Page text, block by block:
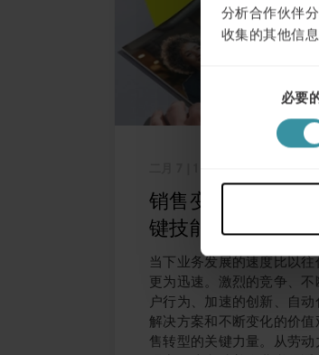
分析合作伙伴
收集的其他信息
必要
销售变革：2025年
键技能引领成功之
当下业务发展的速度比以
更为迅速。激烈的竞争、不
户行为、加速的创新、自动
解决方案和不断变化的价值
售转型的关键力量。从劳动